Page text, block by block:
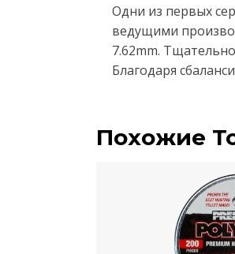
Одни из первых
ведущими
7.62mm.
Благодаря
Похожие